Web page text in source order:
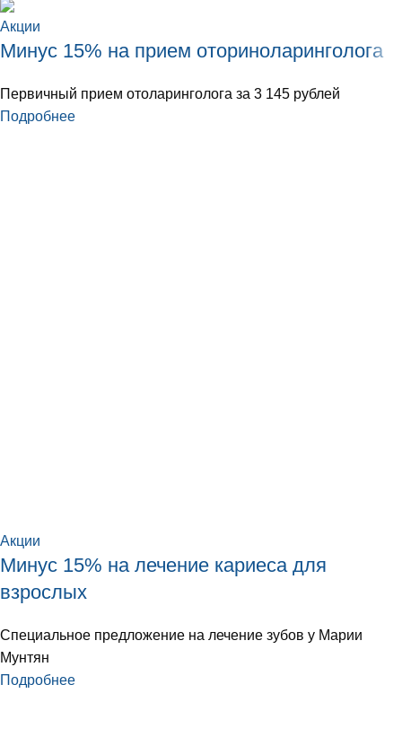
Акции
Минус 15% на прием оториноларинголога
Первичный прием отоларинголога за 3 145 рублей
Подробнее
Акции
Минус 15% на лечение кариеса для
взрослых
Специальное предложение на лечение зубов у Марии
Мунтян
Подробнее